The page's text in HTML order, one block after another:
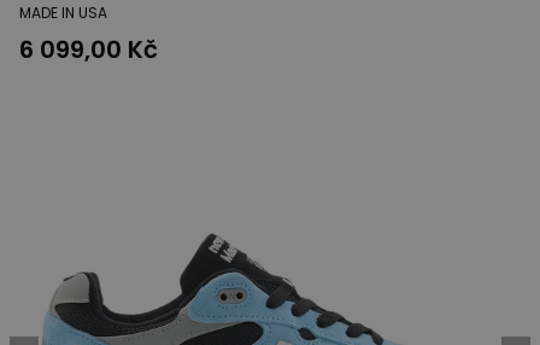
MADE IN USA
6 099,00 Kč